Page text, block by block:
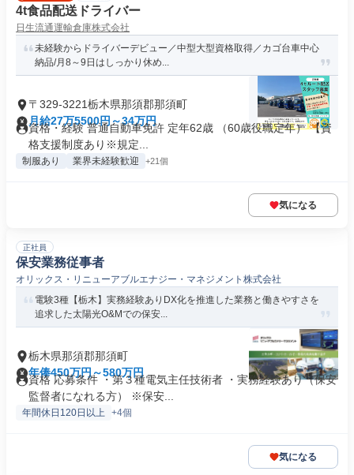
4t食品配送ドライバー
日生流通運輸倉庫株式会社
未経験からドライバーデビュー／中型大型資格取得／カゴ台車中心
納品/月8～9日はしっかり休め...
〒329-3221栃木県那須郡那須町
月給27万5500円～34万円
資格・経験 普通自動車免許 定年62歳 （60歳役職定年） 【資
格支援制度あり※規定...
制服あり 業界未経験歓迎 +21個
気になる
正社員
保安業務従事者
オリックス・リニューアブルエナジー・マネジメント株式会社
電験3種【栃木】実務経験ありDX化を推進した業務と働きやすさを
追求した太陽光O&Mでの保安...
栃木県那須郡那須町
年俸450万円～580万円
資格 応募条件 ・第３種電気主任技術者 ・実務経験あり（保安
監督者になれる方） ※保安...
年間休日120日以上 +4個
気になる